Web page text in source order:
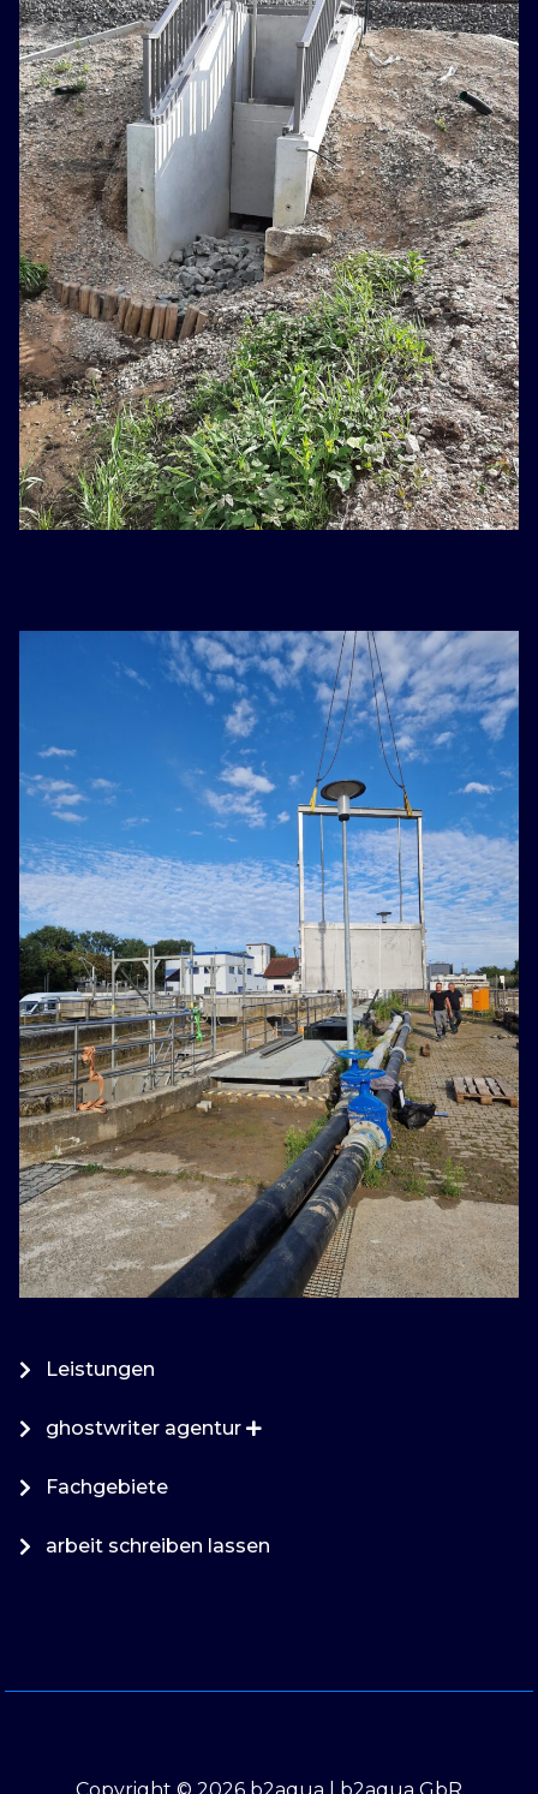
Leistungen
ghostwriter agentur
Fachgebiete
arbeit schreiben lassen